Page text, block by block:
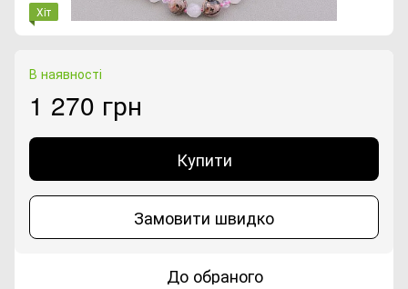
Хіт
В наявності
1 270 грн
Купити
Замовити швидко
До обраного